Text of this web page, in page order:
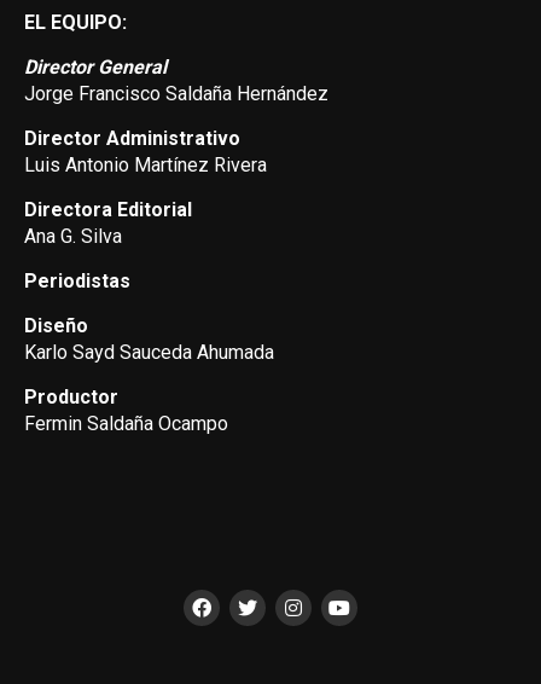
EL EQUIPO:
Director General
Jorge Francisco Saldaña Hernández
Director Administrativo
Luis Antonio Martínez Rivera
Directora Editorial
Ana G. Silva
Periodistas
Diseño
Karlo Sayd Sauceda Ahumada
Productor
Fermin Saldaña Ocampo